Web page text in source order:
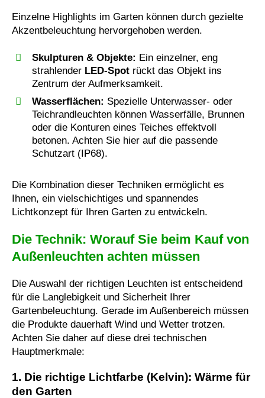
Einzelne Highlights im Garten können durch gezielte
Akzentbeleuchtung hervorgehoben werden.
Skulpturen & Objekte: Ein einzelner, eng
strahlender LED-Spot rückt das Objekt ins
Zentrum der Aufmerksamkeit.
Wasserflächen: Spezielle Unterwasser- oder
Teichrandleuchten können Wasserfälle, Brunnen
oder die Konturen eines Teiches effektvoll
betonen. Achten Sie hier auf die passende
Schutzart (IP68).
Die Kombination dieser Techniken ermöglicht es
Ihnen, ein vielschichtiges und spannendes
Lichtkonzept für Ihren Garten zu entwickeln.
Die Technik: Worauf Sie beim Kauf von
Außenleuchten achten müssen
Die Auswahl der richtigen Leuchten ist entscheidend
für die Langlebigkeit und Sicherheit Ihrer
Gartenbeleuchtung. Gerade im Außenbereich müssen
die Produkte dauerhaft Wind und Wetter trotzen.
Achten Sie daher auf diese drei technischen
Hauptmerkmale:
1. Die richtige Lichtfarbe (Kelvin): Wärme für
den Garten